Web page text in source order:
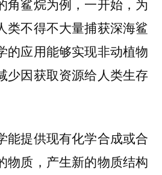
类不得不大量捕获深海鲨
的应用能够实现非动植物
少因获取资源给人类生存
能提供现有化学合成或合
物质，产生新的物质结构